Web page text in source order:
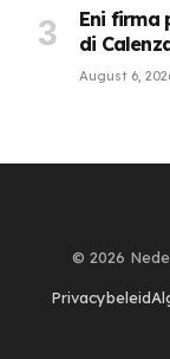
Eni firma
di
August 6,
© 2026
Privacybeleid